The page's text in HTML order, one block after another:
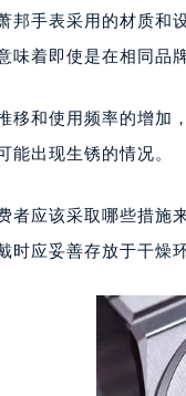
木齐市天山区红山路
市鹿城区锦绣路1067
市中山区人民路15号
市禅城区季华五路57
市梁溪区人民中路
市崇川区工农路57号
汉市江汉区解放大道
宁市青秀区金湖路59
肥市蜀山区潜山路111
邦手表采用的材质和
味着即使是在相同品
移和使用频率的增加
能出现生锈的情况。
者应该采取哪些措施
时应妥善存放于干燥